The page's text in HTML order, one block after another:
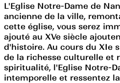
L'Eglise Notre-Dame de
ancienne de la ville,
cette église, vous serez
ajouté au XVe siècle
d'histoire. Au cours du XIe
de la richesse culturelle et
spiritualité, l'Eglise Notre-
intemporelle et ressentez